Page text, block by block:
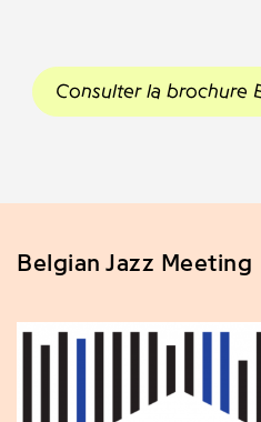
Consulter la brochure
Belgian Jazz Meeting